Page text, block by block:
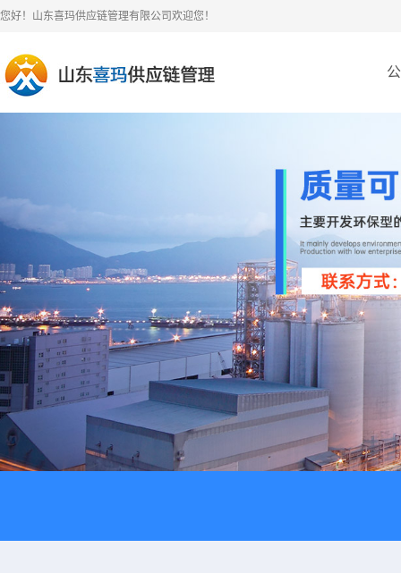
您好！山东喜玛供应链管理有限公司欢迎您！